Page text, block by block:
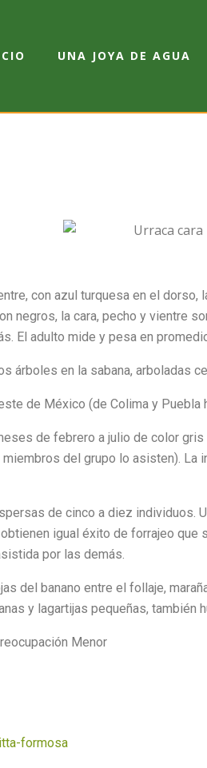
UNA JOYA DE AGUA
con azul turquesa en el
negros, la cara, pecho y vientre
El adulto mide y pesa en
árboles en la sabana, arboladas
de México (de Colima y
de febrero a julio de color
del grupo lo asisten).
de cinco a diez individuos.
igual éxito de forrajeo que
por las demás.
del banano entre el follaje,
y lagartijas pequeñas, también
Menor
formosa